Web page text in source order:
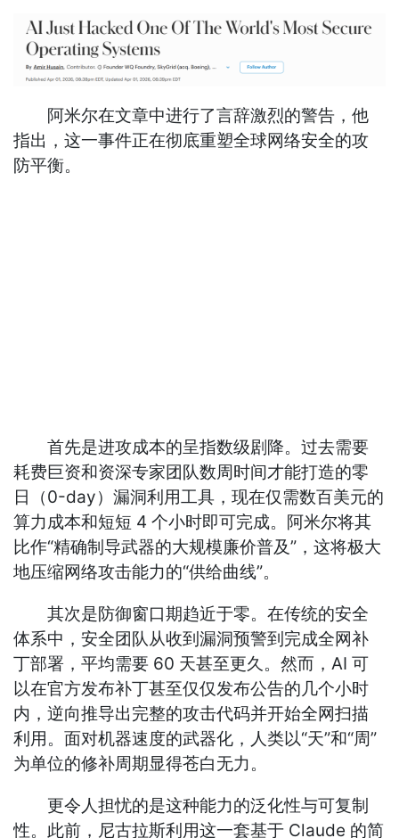
阿米尔在文章中进行了言辞激烈的警告，他
指出，这一事件正在彻底重塑全球网络安全的攻
防平衡。
首先是进攻成本的呈指数级剧降。过去需要
耗费巨资和资深专家团队数周时间才能打造的零
日（0-day）漏洞利用工具，现在仅需数百美元的
算力成本和短短 4 个小时即可完成。阿米尔将其
比作“精确制导武器的大规模廉价普及”，这将极大
地压缩网络攻击能力的“供给曲线”。
其次是防御窗口期趋近于零。在传统的安全
体系中，安全团队从收到漏洞预警到完成全网补
丁部署，平均需要 60 天甚至更久。然而，AI 可
以在官方发布补丁甚至仅仅发布公告的几个小时
内，逆向推导出完整的攻击代码并开始全网扫描
利用。面对机器速度的武器化，人类以“天”和“周”
为单位的修补周期显得苍白无力。
更令人担忧的是这种能力的泛化性与可复制
性。此前，尼古拉斯利用这一套基于 Claude 的简